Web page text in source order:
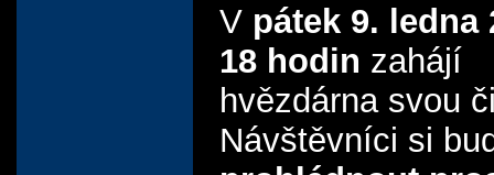
V pátek 9. ledna
18 hodin zahájí
hvězdárna svou
Návštěvníci si